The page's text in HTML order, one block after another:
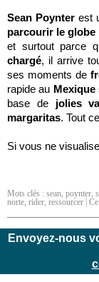
Sean Poynter est
parcourir le globe
et surtout parce
chargé, il arrive
ses moments de
rapide au Mexique
base de jolies
margaritas. Tout
Si vous ne
Mots clés : sean, poynter,
norte, rider, ressourcer |
Envoyez-nous